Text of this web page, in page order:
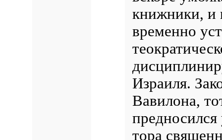
книжники, и
временно
Израиля.
Вавилона,
тора